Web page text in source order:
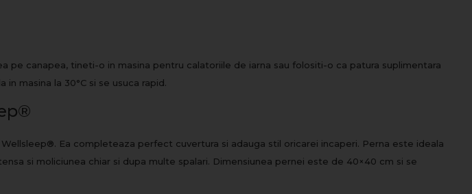
canapea, tineti-o in masina pentru calatoriile de iarna sau folositi-o ca patura suplimentara
masina la 30°C si se usuca rapid.
Ea completeaza perfect cuvertura si adauga stil oricarei incaperi. Perna este ideala
si moliciunea chiar si dupa multe spalari. Dimensiunea pernei este de 40×40 cm si se